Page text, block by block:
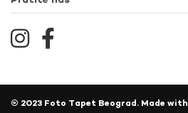
© 2023 Foto Tapet Beograd. Made with